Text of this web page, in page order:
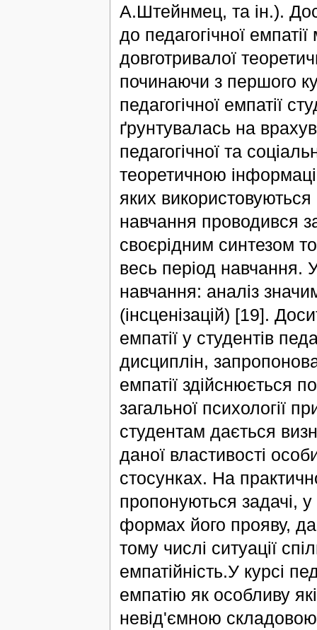
А.Штейнмец, та ін.).
до педагогічної
довготривалої
починаючи з першого
педагогічної емпатії
ґрунтувалась на
педагогічної та
теоретичною
яких використовуються
навчання проводився
своєрідним синтезом
весь період навчання.
навчання: аналіз
(інсценізацій) [19].
емпатії у студентів
дисциплін,
емпатії здійснюється
загальної психології
студентам дається
даної властивості
стосунках. На
пропонуються задачі,
формах його прояву,
тому числі ситуації
емпатійність.У курсі
емпатію як особливу
невід'ємною складовою